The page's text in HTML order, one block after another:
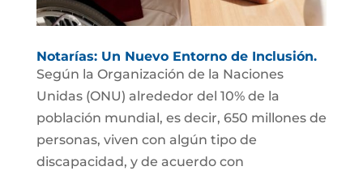
Notarías: Un Nuevo Entorno de Inclusión.
Según la Organización de la Naciones
Unidas (ONU) alrededor del 10% de la
población mundial, es decir, 650 millones de
personas, viven con algún tipo de
discapacidad, y de acuerdo con